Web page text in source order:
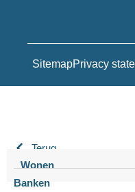
SitemapPrivacy
Terug
Wonen
Banken